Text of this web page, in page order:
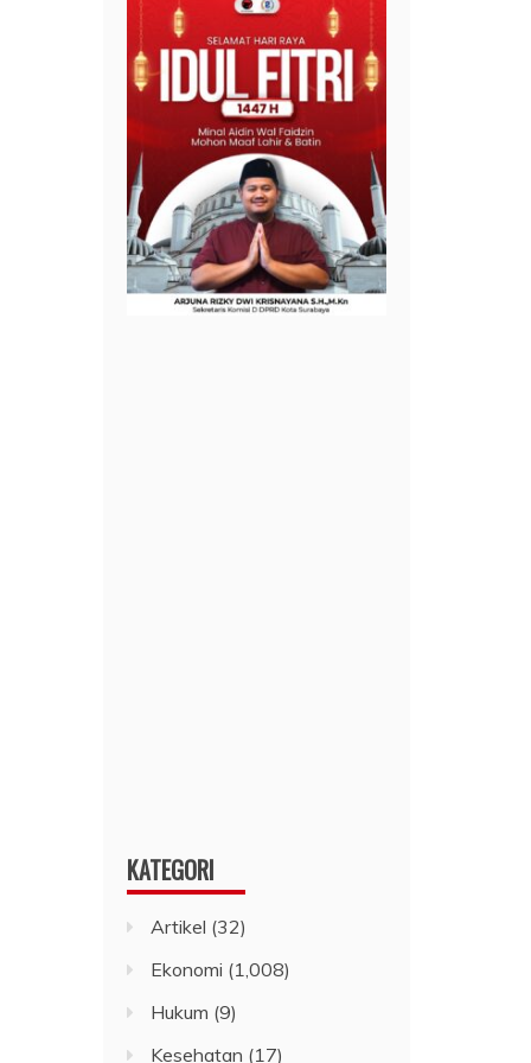
KATEGORI
Artikel (32)
Ekonomi (1,008)
Hukum (9)
Kesehatan (17)